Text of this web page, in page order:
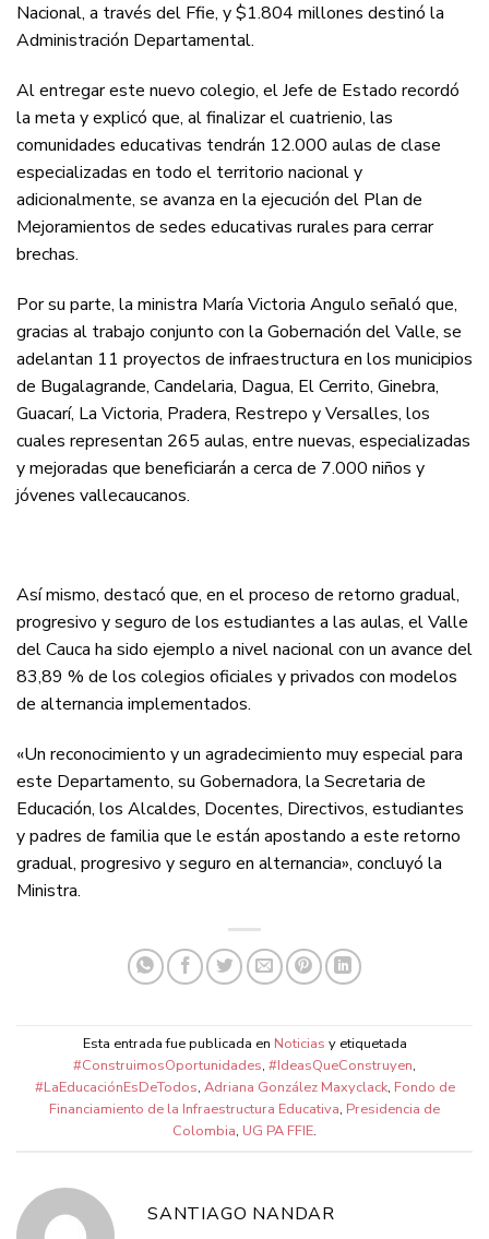
Nacional, a través del Ffie, y $1.804 millones destinó la
Administración Departamental.
Al entregar este nuevo colegio, el Jefe de Estado recordó
la meta y explicó que, al finalizar el cuatrienio, las
comunidades educativas tendrán 12.000 aulas de clase
especializadas en todo el territorio nacional y
adicionalmente, se avanza en la ejecución del Plan de
Mejoramientos de sedes educativas rurales para cerrar
brechas.
Por su parte, la ministra María Victoria Angulo señaló que,
gracias al trabajo conjunto con la Gobernación del Valle, se
adelantan 11 proyectos de infraestructura en los municipios
de Bugalagrande, Candelaria, Dagua, El Cerrito, Ginebra,
Guacarí, La Victoria, Pradera, Restrepo y Versalles, los
cuales representan 265 aulas, entre nuevas, especializadas
y mejoradas que beneficiarán a cerca de 7.000 niños y
jóvenes vallecaucanos.
Así mismo, destacó que, en el proceso de retorno gradual,
progresivo y seguro de los estudiantes a las aulas, el Valle
del Cauca ha sido ejemplo a nivel nacional con un avance del
83,89 % de los colegios oficiales y privados con modelos
de alternancia implementados.
«Un reconocimiento y un agradecimiento muy especial para
este Departamento, su Gobernadora, la Secretaria de
Educación, los Alcaldes, Docentes, Directivos, estudiantes
y padres de familia que le están apostando a este retorno
gradual, progresivo y seguro en alternancia», concluyó la
Ministra.
Esta entrada fue publicada en Noticias y etiquetada
#ConstruimosOportunidades, #IdeasQueConstruyen,
#LaEducaciónEsDeTodos, Adriana González Maxyclack, Fondo de
Financiamiento de la Infraestructura Educativa, Presidencia de
Colombia, UG PA FFIE.
SANTIAGO NANDAR